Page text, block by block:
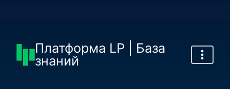
Платформа LP | База
знаний